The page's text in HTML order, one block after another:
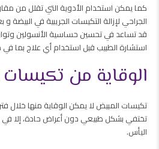
كما يمكن استخدام الأدوية التي تقلل من
الجراحي لإزالة التكيسات الجريبية في
قد تساعد في تحسين حساسية الأنسولين
استشارة الطبيب قبل استخدام أي علاج بما
الوقاية من
تكيسات المبيض لا يمكن الوقاية منها خلال
تختفي بشكل طبيعي دون أعراض حادة، إلا في
اليأس.